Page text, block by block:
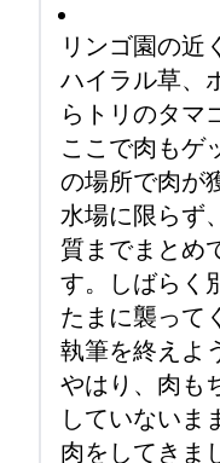
リンゴ園の近
ハイラル草、
らトリのタマ
ここで肉もゲ
の場所で肉が
水場に限らず
質までまとめ
す。しばらく
たまに襲って
執筆を終えよ
やはり、肉も
していない
肉をしてきま